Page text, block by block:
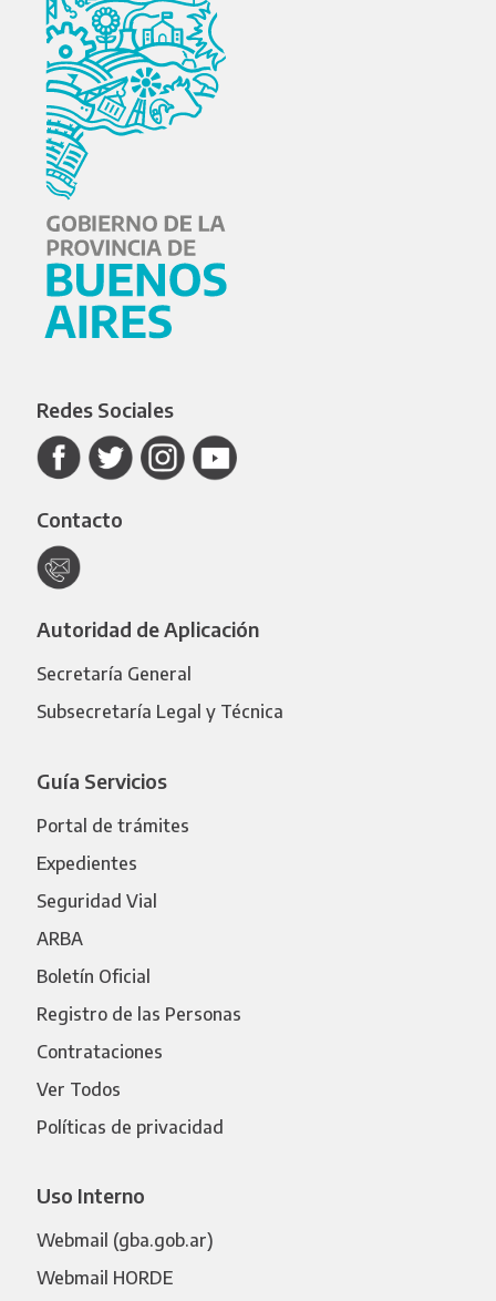
Redes Sociales
Contacto
Autoridad de Aplicación
Secretaría General
Subsecretaría Legal y Técnica
Guía Servicios
Portal de trámites
Expedientes
Seguridad Vial
ARBA
Boletín Oficial
Registro de las Personas
Contrataciones
Ver Todos
Políticas de privacidad
Uso Interno
Webmail (gba.gob.ar)
Webmail HORDE